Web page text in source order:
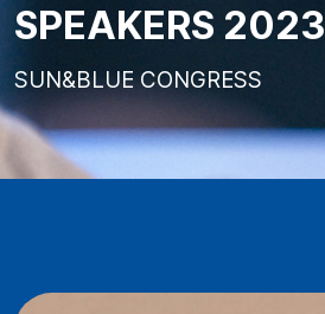
SPEAKERS 2023
SUN&BLUE CONGRESS